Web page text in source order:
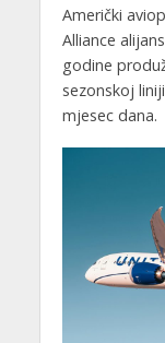
Američki
Alliance
godine
sezonskoj
mjesec dana.